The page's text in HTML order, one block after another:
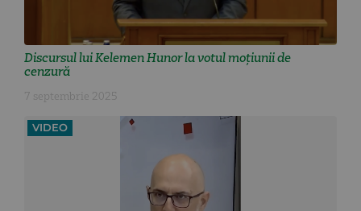
Discursul lui Kelemen Hunor la votul moțiunii de
cenzură
7 septembrie 2025
VIDEO